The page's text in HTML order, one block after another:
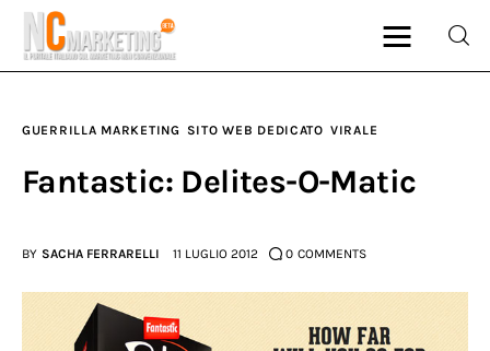
Glossario
GUERRILLA MARKETING SITO WEB DEDICATO VIRALE
Fantastic: Delites-O-Matic
BY SACHA FERRARELLI 11 LUGLIO 2012 0 COMMENTS